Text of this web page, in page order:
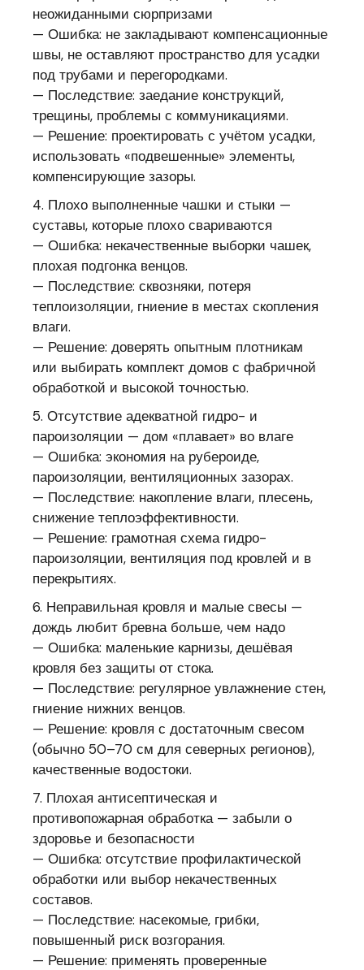
неожиданными сюрпризами
— Ошибка: не закладывают компенсационные
швы, не оставляют пространство для усадки
под трубами и перегородками.
— Последствие: заедание конструкций,
трещины, проблемы с коммуникациями.
— Решение: проектировать с учётом усадки,
использовать «подвешенные» элементы,
компенсирующие зазоры.
4. Плохо выполненные чашки и стыки —
суставы, которые плохо свариваются
— Ошибка: некачественные выборки чашек,
плохая подгонка венцов.
— Последствие: сквозняки, потеря
теплоизоляции, гниение в местах скопления
влаги.
— Решение: доверять опытным плотникам
или выбирать комплект домов с фабричной
обработкой и высокой точностью.
5. Отсутствие адекватной гидро- и
пароизоляции — дом «плавает» во влаге
— Ошибка: экономия на рубероиде,
пароизоляции, вентиляционных зазорах.
— Последствие: накопление влаги, плесень,
снижение теплоэффективности.
— Решение: грамотная схема гидро-
пароизоляции, вентиляция под кровлей и в
перекрытиях.
6. Неправильная кровля и малые свесы —
дождь любит бревна больше, чем надо
— Ошибка: маленькие карнизы, дешёвая
кровля без защиты от стока.
— Последствие: регулярное увлажнение стен,
гниение нижних венцов.
— Решение: кровля с достаточным свесом
(обычно 50–70 см для северных регионов),
качественные водостоки.
7. Плохая антисептическая и
противопожарная обработка — забыли о
здоровье и безопасности
— Ошибка: отсутствие профилактической
обработки или выбор некачественных
составов.
— Последствие: насекомые, грибки,
повышенный риск возгорания.
— Решение: применять проверенные